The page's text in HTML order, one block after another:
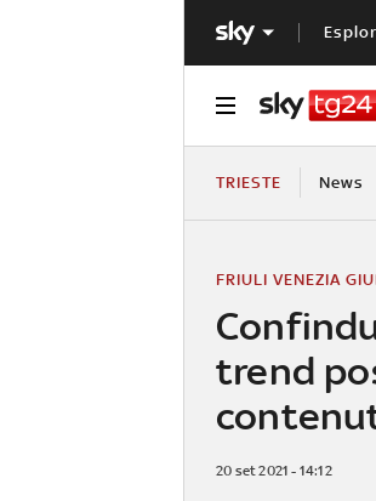
TRIESTE News
trend
FRIULI VENEZIA
20 set 2021 - 14:12